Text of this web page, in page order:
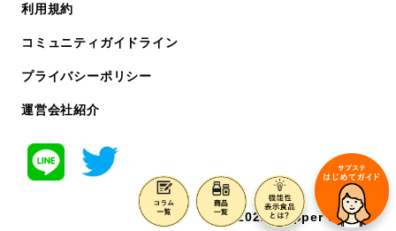
利用規約
コミュニティガイドライン
プライバシーポリシー
運営会社紹介
©️ 2022 chipper co. ltd.